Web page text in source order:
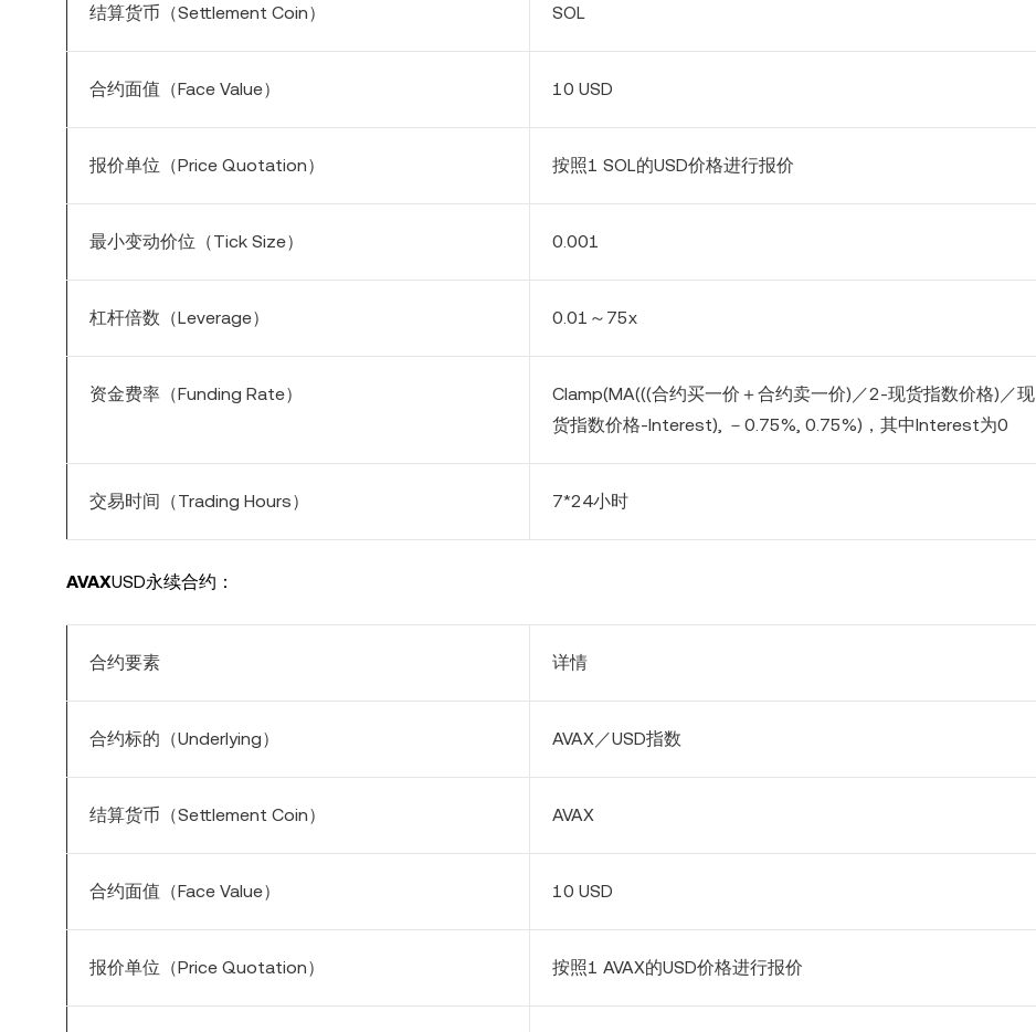
结算货币（Settlement Coin） SOL
合约面值（Face Value） 10 USD
报价单位（Price Quotation） 按照1 SOL的USD价格进行报价
最小变动价位（Tick Size） 0.001
杠杆倍数（Leverage） 0.01～75x
资金费率（Funding Rate）
Clamp(MA(((合约买一价＋合约卖一价)／2-现货指数价格)／现
货指数价格-Interest), － 0.75%, 0.75%)，其中Interest为0
交易时间（Trading Hours） 7*24小时
AVAXUSD永续合约：
合约要素 详情
合约标的（Underlying） AVAX／USD指数
结算货币（Settlement Coin） AVAX
合约面值（Face Value） 10 USD
报价单位（Price Quotation） 按照1 AVAX的USD价格进行报价